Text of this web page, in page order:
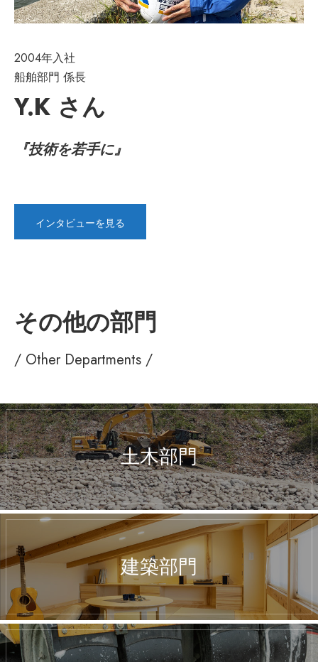
2004年入社
船舶部門 係長
Y.K さん
『技術を若手に』
インタビューを見る
その他の部門
/ Other Departments /
土木部門
建築部門